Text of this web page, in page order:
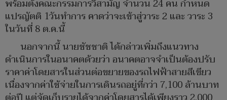
พร้อมตั้งคณะกรรมการวิสามัญ จำนวน 24 คน กำหนด
แปรญัตติ 1วันทำการ คาดว่าจะเข้าสู่วาระ 2 และ วาระ 3
ในวันที่ 8 ต.ค.นี้
นอกจากนี้ นายชัชชาติ ได้กล่าวเพิ่มถึงแนวทาง
ดำเนินการในอนาคตด้วยว่า อนาคตอาจจำเป็นต้องปรับ
ราคาค่าโดยสารในส่วนต่อขยายของรถไฟฟ้าสายสีเขียว
เนื่องจากค่าใช้จ่ายในการเดินรถอยู่ที่กว่า 7,100 ล้านบาท